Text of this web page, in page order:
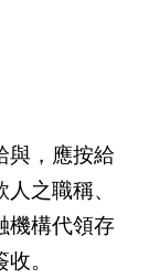
與，應按給
之職稱、
機構代領存
。